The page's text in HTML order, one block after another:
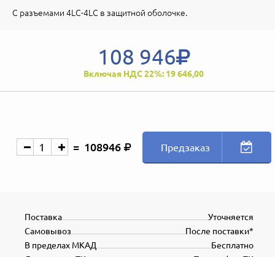
С разъемами 4LC-4LC в защитной оболочке.
108 946
Включая НДС 22%: 19 646,00
108946 Предзаказ
Уточняется
Поставка
После поставки*
Самовывоз
Бесплатно
В пределах МКАД